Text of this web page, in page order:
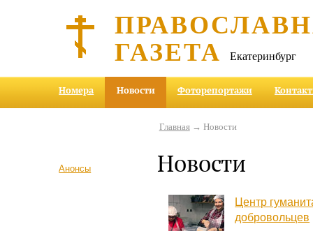
ГАЗЕТА Екатеринбург
Номера Новости Фоторепортажи
Анонсы
Главная→ Новости
Новости
Центр
добровольцев